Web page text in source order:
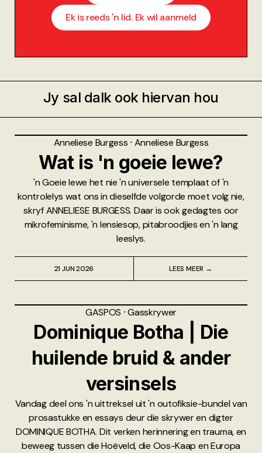
Ek is reeds 'n lid. Ek wil aanmeld
Jy sal dalk ook hiervan hou
Anneliese Burgess ⸱ Anneliese Burgess
Wat is 'n goeie lewe?
'n Goeie lewe het nie 'n universele templaat of 'n
kontrolelys wat ons in dieselfde volgorde moet volg nie,
skryf ANNELIESE BURGESS. Daar is ook gedagtes oor
mikrofeminisme, 'n lensiesop, pitabroodjies en 'n lang
leeslys.
21 JUN 2026 LEES MEER →
GASPOS ⸱Gasskrywer
Dominique Botha | Die
huilende bruid & ander
versinsels
Vandag deel ons 'n uittreksel uit 'n outofiksie-bundel van
prosastukke en essays deur die skrywer en digter
DOMINIQUE BOTHA. Dit verken herinnering en trauma, en
beweeg tussen die Hoëveld, die Oos-Kaap en Europa